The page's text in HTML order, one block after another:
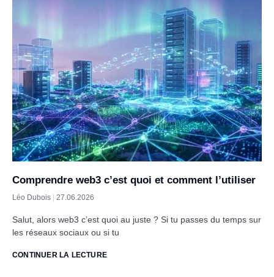
Comprendre web3 c’est quoi et comment l’utiliser
Léo Dubois 27.06.2026
Salut, alors web3 c’est quoi au juste ? Si tu passes du temps sur
les réseaux sociaux ou si tu
CONTINUER LA LECTURE